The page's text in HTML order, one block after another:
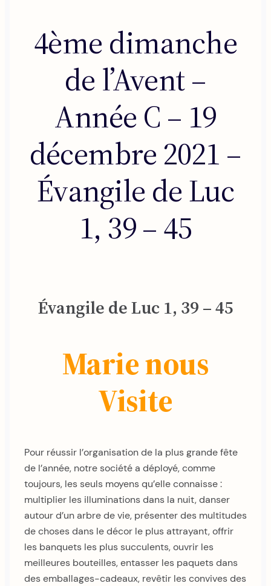
4ème dimanche
de l’Avent –
Année C – 19
décembre 2021 –
Évangile de Luc
1, 39 – 45
Évangile de Luc 1, 39 – 45
Marie nous
Visite
Pour réussir l’organisation de la plus grande fête
de l’année, notre société a déployé, comme
toujours, les seuls moyens qu’elle connaisse :
multiplier les illuminations dans la nuit, danser
autour d’un arbre de vie, présenter des multitudes
de choses dans le décor le plus attrayant, offrir
les banquets les plus succulents, ouvrir les
meilleures bouteilles, entasser les paquets dans
des emballages-cadeaux, revêtir les convives des